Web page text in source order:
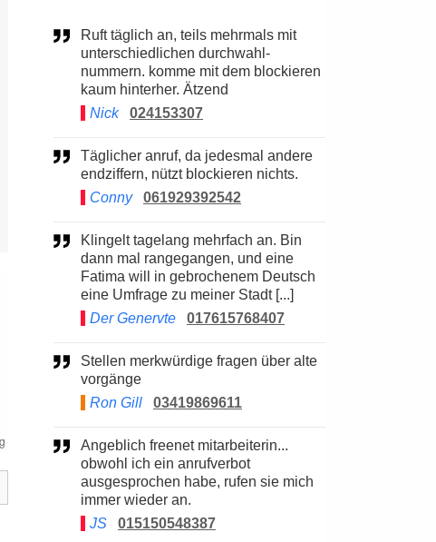
Ruft täglich an, teils mehrmals mit
unterschiedlichen durchwahl-
nummern. komme mit dem blockieren
kaum hinterher. Ätzend
Nick
024153307
Täglicher anruf, da jedesmal andere
endziffern, nützt blockieren nichts.
Conny
061929392542
Klingelt tagelang mehrfach an. Bin
dann mal rangegangen, und eine
Fatima will in gebrochenem Deutsch
eine Umfrage zu meiner Stadt [...]
Der Genervte
017615768407
Stellen merkwürdige fragen über alte
vorgänge
Ron Gill
03419869611
Angeblich freenet mitarbeiterin...
obwohl ich ein anrufverbot
ausgesprochen habe, rufen sie mich
immer wieder an.
JS
015150548387